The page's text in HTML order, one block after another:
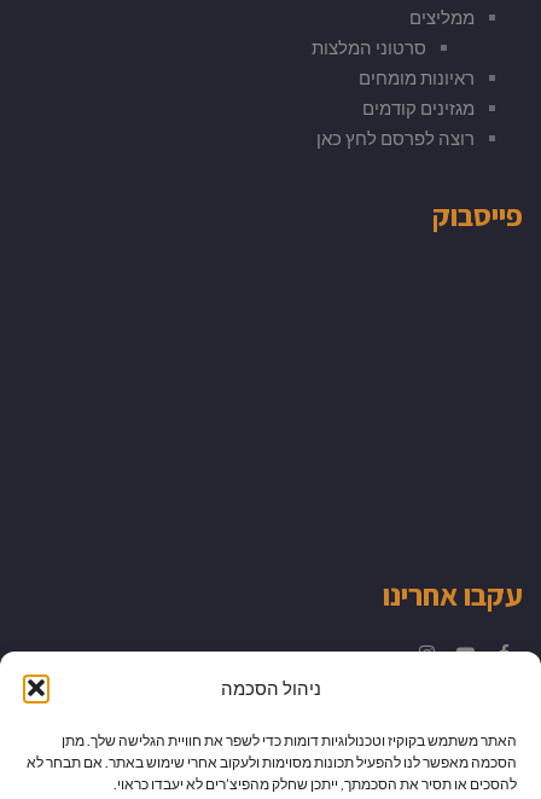
ניהול הסכמה
האתר משתמש בקוקיז וטכנולוגיות דומות כדי לשפר את חוויית הגלישה שלך. מתן
הסכמה מאפשר לנו להפעיל תכונות מסוימות ולעקוב אחרי שימוש באתר. אם תבחר לא
להסכים או תסיר את הסכמתך, ייתכן שחלק מהפיצ’רים לא יעבדו כראוי.
ממליצים
סרטוני המלצות
ראיונות מומחים
מגזינים קודמים
רוצה לפרסם לחץ כאן
פייסבוק
עקבו אחרינו